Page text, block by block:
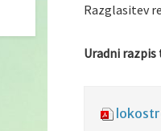
Razglasitev
Uradni